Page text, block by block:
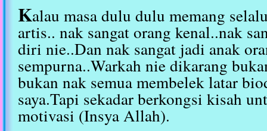
Kalau masa dulu dulu memang
artis.. nak sangat orang kenal..nak
diri nie..Dan nak sangat jadi anak
sempurna..Warkah nie dikarang
bukan nak semua membelek latar
saya.Tapi sekadar berkongsi kisah
motivasi (Insya Allah).